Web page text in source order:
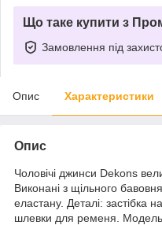
Що таке купити з
Замовлення під
Опис Характеристики
Опис
Чоловічі джинси Dekons
Виконані з щільного
еластану. Деталі: застібка
шлевки для ременя. Модель